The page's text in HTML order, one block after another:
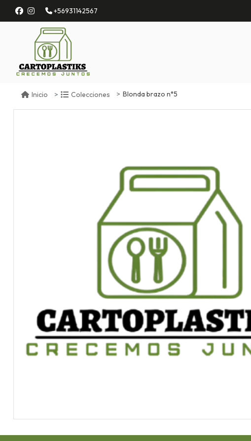
+56931142567
Inicio Colecciones Blonda brazo n°5